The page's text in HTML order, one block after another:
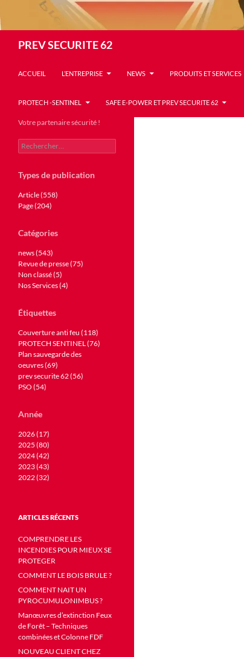
PREV SECURITE 62
ACCUEIL L’ENTREPRISE NEWS PRODUITS ET SERVICES
PROTECH -SENTINEL SAFE E-POWER ET PREV SECURITE 62
Votre partenaire sécurité !
Rechercher :
Types de publication
Article (558)
Page (204)
Catégories
news (543)
Revue de presse (75)
Non classé (5)
Nos Services (4)
Étiquettes
Couverture anti feu (118)
PROTECH SENTINEL (76)
Plan sauvegarde des
oeuvres (69)
prev securite 62 (56)
PSO (54)
Année
2026 (17)
2025 (80)
2024 (42)
2023 (43)
2022 (32)
ARTICLES RÉCENTS
COMPRENDRE LES
INCENDIES POUR MIEUX SE
PROTEGER
COMMENT LE BOIS BRULE ?
COMMENT NAIT UN
PYROCUMULONIMBUS ?
Manœuvres d’extinction Feux
de Forêt – Techniques
combinées et Colonne FDF
NOUVEAU CLIENT CHEZ